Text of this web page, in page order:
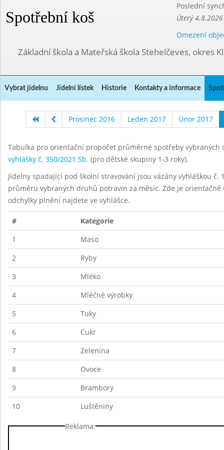
Spotřební koš
Poslední
Úterý
Omezení
Základní škola a Mateřská škola Stehelčeves, okres
Vybrat jídelnu Jídelní lístek Historie Kontakty a informace
Prosinec 2016 Leden 2017 Únor 2017
Tabulka pro orientační propočet průměrné spotřeby
vyhlášky č. 350/2021 Sb. (pro dětské skupiny 1-3 roky).
Jídelny spadající pod školní stravování jsou vázány vyhláškou
průměru vybraných druhů potravin za měsíc. Zde je
odchylky plnění najdete ve vyhlášce.
#
Kategorie
1
Maso
2
Ryby
3
Mléko
4
Mléčné výrobky
5
Tuky
6
Cukr
7
Zelenina
8
Ovoce
9
Brambory
10
Luštěniny
Reklama: